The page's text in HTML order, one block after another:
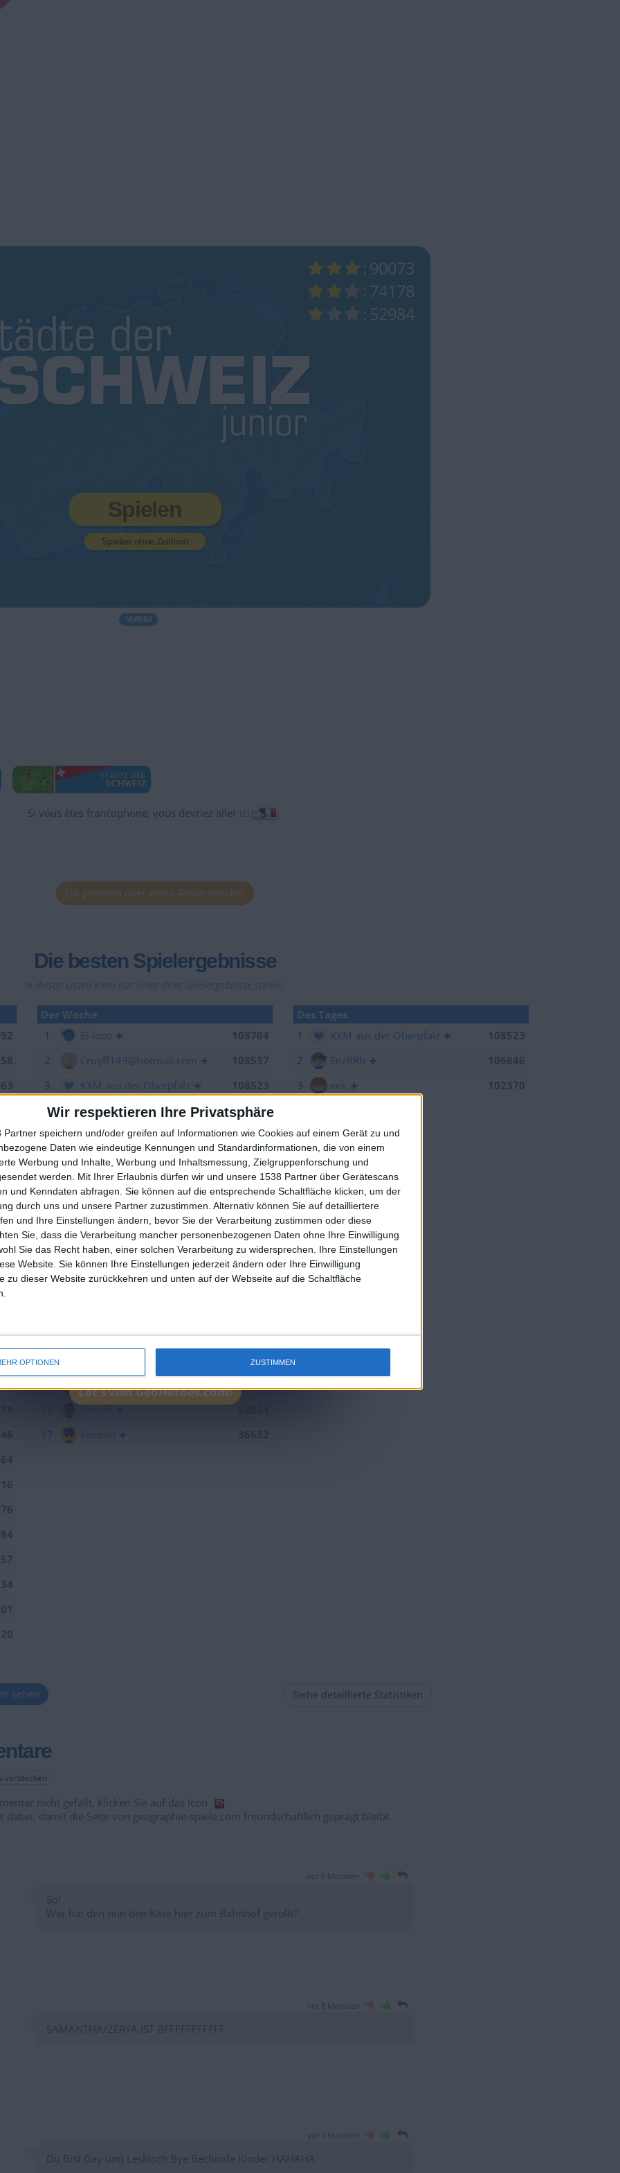
Wir respektieren Ihre Privatsphäre
Partner speichern und/oder greifen auf Informationen wie Cookies auf einem Gerät zu und
Daten wie eindeutige Kennungen und Standardinformationen, die von einem
Werbung und Inhalte, Werbung und Inhaltsmessung, Zielgruppenforschung und
werden.
Mit Ihrer Erlaubnis dürfen wir und unsere 1538 Partner über Gerätescans
und Kenndaten abfragen. Sie können auf die entsprechende Schaltfläche klicken, um der
durch uns und unsere Partner zuzustimmen. Alternativ können Sie auf detailliertere
und Ihre Einstellungen ändern, bevor Sie der Verarbeitung zustimmen oder diese
Sie, dass die Verarbeitung mancher personenbezogenen Daten ohne Ihre Einwilligung
Sie das Recht haben, einer solchen Verarbeitung zu widersprechen. Ihre Einstellungen
Website. Sie können Ihre Einstellungen jederzeit ändern oder Ihre Einwilligung
zu dieser Website zurückkehren und unten auf der Webseite auf die Schaltfläche
OPTIONEN ZUSTIMMEN
: 90073
: 74178
: 52984
Spielen
Spielen ohne Zeitlimit
Vollbild
Si vous êtes francophone, vous devriez aller ici
Ein problem oder einen Fehler melden
Die besten Spielergebnisse
In diesen Listen kann nur eines Ihrer Spielergebnisse stehen.
Der Woche
1
El-loco
108704
2
Cruyff149@hotmail.com
3
KXM aus der Oberpfalz
4
LA.VIDA.LOCA
107825
5
EnzRRh
106846
6
offside
106264
YB2018
105376
8
Sepp
105157
9
spotter
104520
10
eek
102370
11
brunswiek
91629
13
iggypop
66889
14
60579
15
R.Seifert
59920
17
Kirimiri
Des Tages
1
KXM aus der Oberpfalz
108523
2
EnzRRh
3
eek 102370
sehen Siehe detaillierte Statistiken
verstecken
nicht gefällt, klicken Sie auf das Icon
dabei, damit die Seite von geographie-spiele.com freundschaftlich geprägt bleibt.
vor 6 Monaten
So!
Wer hat den nun den Käse hier zum Bahnhof gerollt?
vor 8 Monaten
SAMANTHA/ZERYA IST BFFFFFFFFFFF
vor 9 Monaten
Du Bist Gay und Lesbisch Bye Bechinde Kinder HAHAHA
🇺🇸 We noticed you’re visiting from
an English-speaking country
Join our American version now and be among
the firsts to submit your score on our
leaderboards!
Let's visit GeoHeroes.com!